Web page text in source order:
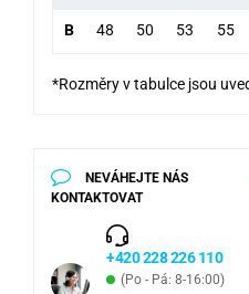
B 48 50 53 55
*Rozměry v tabulce jsou
NEVÁHEJTE NÁS
KONTAKTOVAT
+420 228 226 110
(Po - Pá: 8-16:00)